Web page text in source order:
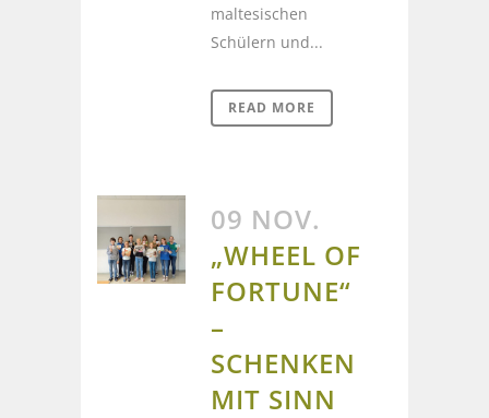
maltesischen
Schülern und...
READ MORE
09 NOV.
„WHEEL OF
FORTUNE“
–
SCHENKEN
MIT SINN